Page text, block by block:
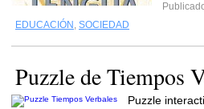
EDUCACIÓN , SOCIEDAD
Puzzle de Tiempos
Puzzle